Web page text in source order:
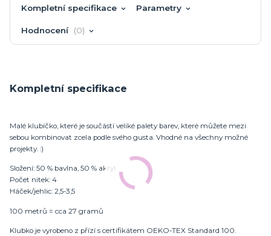
Kompletní specifikace Parametry
Hodnocení 0
Kompletní specifikace
Malé klubíčko, které je součástí veliké palety barev, které můžete mezi
sebou kombinovat zcela podle svého gusta. Vhodné na všechny možné
projekty. :)
Složení: 50 % bavlna, 50 % akryl
Počet nitek: 4
Háček/jehlic: 2,5-3,5
100 metrů = cca 27 gramů
Klubko je vyrobeno z přízí s certifikátem OEKO-TEX Standard 100.